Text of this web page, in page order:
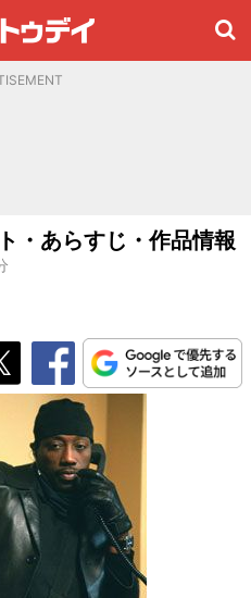
・あらすじ・作品情報